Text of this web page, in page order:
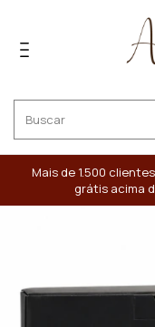
Mais de 1.500
grátis acima